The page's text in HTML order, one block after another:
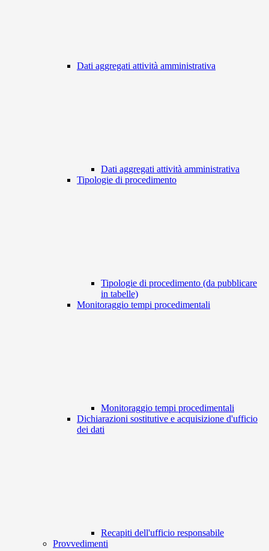
Dati aggregati attività amministrativa
Dati aggregati attività amministrativa
Tipologie di procedimento
Tipologie di procedimento (da pubblicare
in tabelle)
Monitoraggio tempi procedimentali
Monitoraggio tempi procedimentali
Dichiarazioni sostitutive e acquisizione d'ufficio
dei dati
Recapiti dell'ufficio responsabile
Provvedimenti